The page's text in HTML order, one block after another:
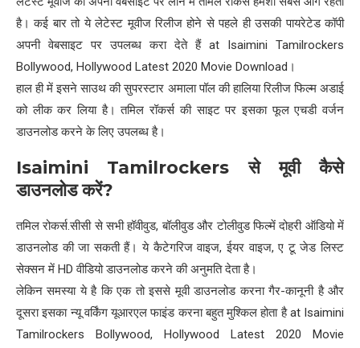
है। कई बार तो ये लेटेस्ट मूवीज रिलीज होने से पहले ही उसकी पायरेटेड कॉपी
अपनी वेबसाइट पर उपलब्ध करा देते हैं at Isaimini Tamilrockers
Bollywood, Hollywood Latest 2020 Movie Download।
हाल ही में इसने साउथ की सुपरस्टार अमाला पॉल की हालिया रिलीज फिल्म अडाई
को लीक कर लिया है। तमिल रॉकर्स की साइट पर इसका फूल एचडी वर्जन
डाउनलोड करने के लिए उपलब्ध है।
Isaimini Tamilrockersसे मूवी कैसे
डाउनलोड करें?
तमिल रोकर्स.सीसी से सभी हॉवीवुड, बॉलीवुड और टोलीवुड फिल्में दोहरी ऑडियो में
डाउनलोड की जा सकती हैं। ये कैटेगरिज वाइज, ईयर वाइज, ए टू जेड लिस्ट
सेक्सन में HD वीडियो डाउनलोड करने की अनुमति देता है।
लेकिन समस्या ये है कि एक तो इससे मूवी डाउनलोड करना गैर-कानूनी है और
दूसरा इसका न्यू वर्किंग यूआरएल फाइंड करना बहुत मुश्किल होता है at Isaimini
Tamilrockers Bollywood, Hollywood Latest 2020 Movie